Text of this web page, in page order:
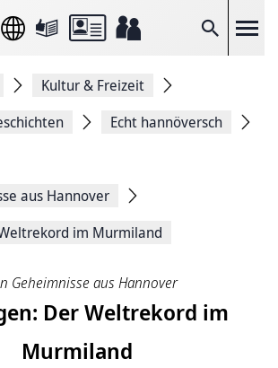
Suche
Kultur & Freizeit
Echt hannöversch
aus Hannover
im Murmiland
Geheimnisse aus Hannover
Der Weltrekord im
Murmiland